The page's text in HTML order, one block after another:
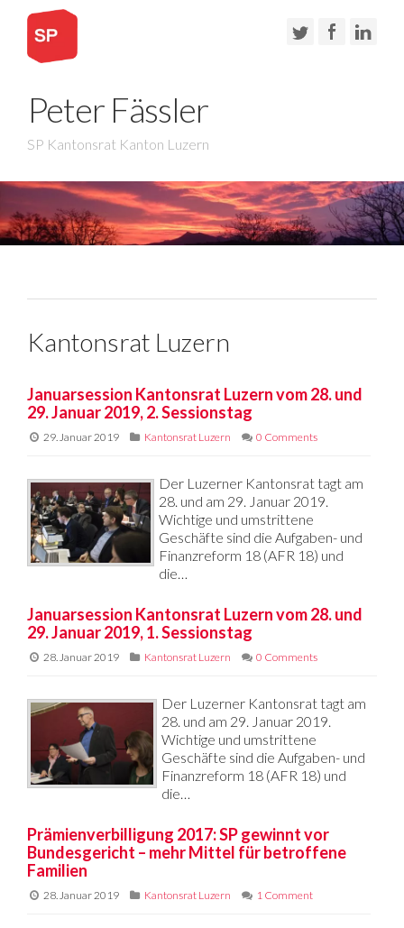
Peter Fässler
SP Kantonsrat Kanton Luzern
Kantonsrat Luzern
Januarsession Kantonsrat Luzern vom 28. und
29. Januar 2019, 2. Sessionstag
29. Januar 2019 Kantonsrat Luzern 0 Comments
Der Luzerner Kantonsrat tagt am
28. und am 29. Januar 2019.
Wichtige und umstrittene
Geschäfte sind die Aufgaben- und
Finanzreform 18 (AFR 18) und
die…
Januarsession Kantonsrat Luzern vom 28. und
29. Januar 2019, 1. Sessionstag
28. Januar 2019 Kantonsrat Luzern 0 Comments
Der Luzerner Kantonsrat tagt am
28. und am 29. Januar 2019.
Wichtige und umstrittene
Geschäfte sind die Aufgaben- und
Finanzreform 18 (AFR 18) und
die…
Prämienverbilligung 2017: SP gewinnt vor
Bundesgericht – mehr Mittel für betroffene
Familien
28. Januar 2019 Kantonsrat Luzern 1 Comment